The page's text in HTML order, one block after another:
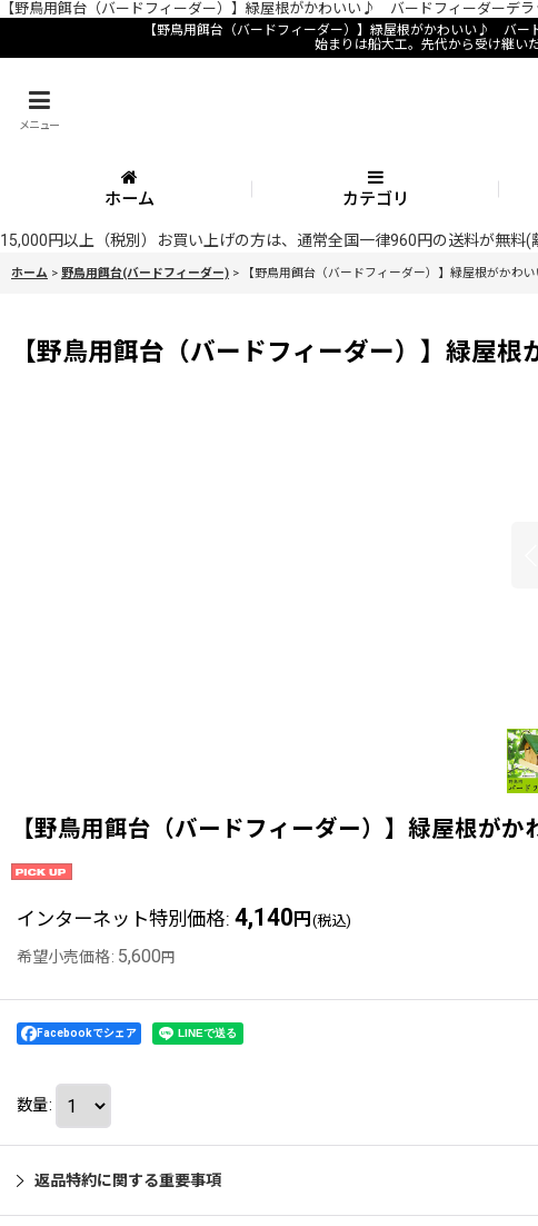
【野鳥用餌台（バードフィーダー）】緑屋根がかわいい♪ バードフィーダーデ
【野鳥用餌台（バードフィーダー）】緑屋根がかわいい♪ バー
始まりは船大工。先代から受け継い
メニュー
ホーム カテゴリ
15,000円以上（税別）お買い上げの方は、通常全国一律960円の送料が無料
ホーム > 野鳥用餌台(バードフィーダー) > 【野鳥用餌台（バードフィーダー）】緑屋根がか
【野鳥用餌台（バードフィーダー）】緑屋
【野鳥用餌台（バードフィーダー）】緑屋根が
インターネット特別価格: 4,140 円 (税込)
希望小売価格: 5,600 円
Facebookでシェア
数量:
返品特約に関する重要事項